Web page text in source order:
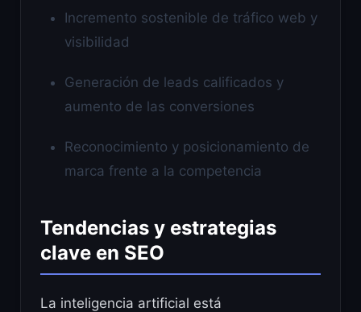
Incremento sostenible de tráfico web y
visibilidad
Generación de leads calificados y
aumento de las conversiones
Reconocimiento y posicionamiento de
marca frente a la competencia
Tendencias y estrategias
clave en SEO
La inteligencia artificial está